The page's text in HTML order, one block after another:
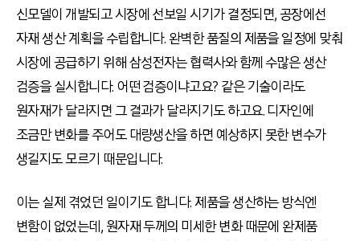
신모델이 개발되고 시장에 선보일 시기가 결정되면, 공장에선
자재 생산 계획을 수립합니다. 완벽한 품질의 제품을 일정에 맞춰
시장에 공급하기 위해 삼성전자는 협력사와 함께 수많은 생산
검증을 실시합니다. 어떤 검증이냐고요? 같은 기술이라도
원자재가 달라지면 그 결과가 달라지기도 하고요. 디자인에
조금만 변화를 주어도 대량생산을 하면 예상하지 못한 변수가
생길지도 모르기 때문입니다.
이는 실제 겪었던 일이기도 합니다. 제품을 생산하는 방식엔
변함이 없었는데, 원자재 두께의 미세한 변화 때문에 완제품